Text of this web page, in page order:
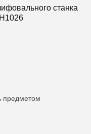
станка
предметом